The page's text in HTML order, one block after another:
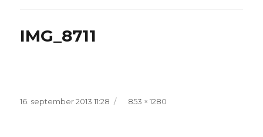
IMG_8711
Postitatud
16. september 2013 11:28 Täissuurus
853 × 1280